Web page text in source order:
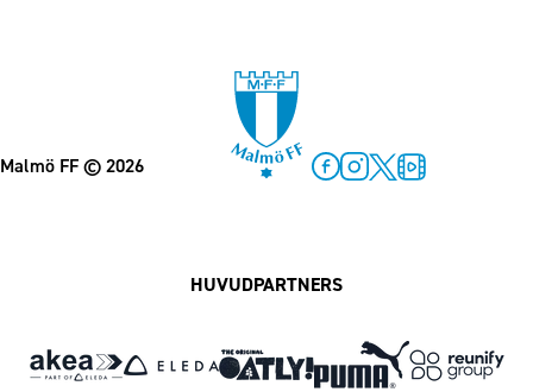
Malmö FF© 2026
HUVUDPARTNERS